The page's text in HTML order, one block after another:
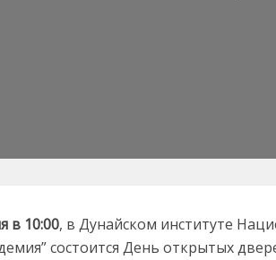
в 10:00, в Дунайском институте
состоится День открытых